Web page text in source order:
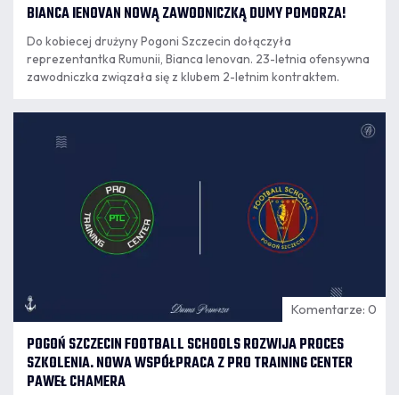
BIANCA IENOVAN NOWĄ ZAWODNICZKĄ DUMY POMORZA!
Do kobiecej drużyny Pogoni Szczecin dołączyła
reprezentantka Rumunii, Bianca Ienovan. 23-letnia ofensywna
zawodniczka związała się z klubem 2-letnim kontraktem.
16:28
Komentarze: 0
POGOŃ SZCZECIN FOOTBALL SCHOOLS ROZWIJA PROCES
SZKOLENIA. NOWA WSPÓŁPRACA Z PRO TRAINING CENTER
PAWEŁ CHAMERA